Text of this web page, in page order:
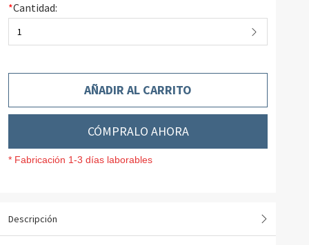
*Cantidad:
1
AÑADIR AL CARRITO
CÓMPRALO AHORA
* Fabricación 1-3 días laborables
Descripción